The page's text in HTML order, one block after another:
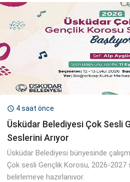
 4 saat önce
Üsküdar Belediyesi Çok Sesli
Seslerini Arıyor
Üsküdar Belediyesi bünyesinde
Çok sesli Gençlik Korosu, 2026-
belirlemeye hazırlanıyor.